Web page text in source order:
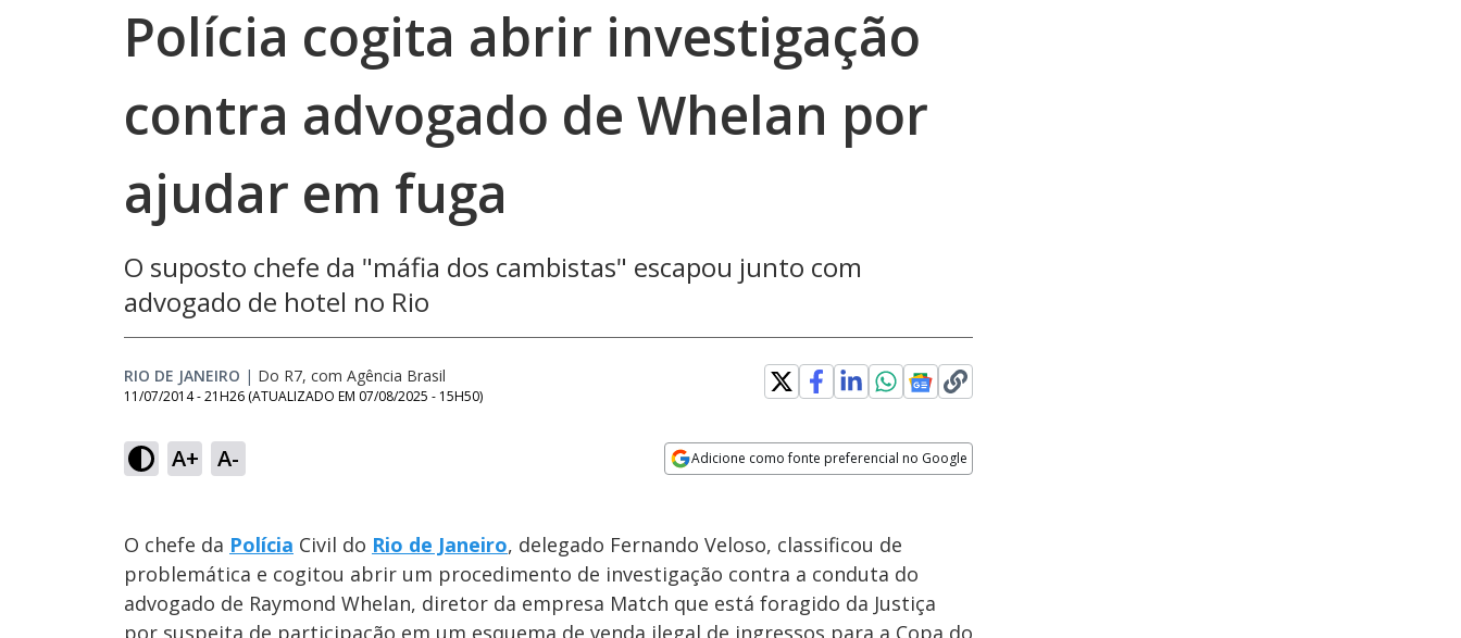
Polícia cogita abrir investigação
contra advogado de Whelan por
ajudar em fuga
O suposto chefe da "máfia dos cambistas" escapou junto com
advogado de hotel no Rio
RIO DE JANEIRO | Do R7, com Agência Brasil
11/07/2014 - 21H26 (ATUALIZADO EM 07/08/2025 - 15H50)
A+ A- Adicione como fonte preferencial no Google
O chefe da Polícia Civil do Rio de Janeiro, delegado Fernando Veloso, classificou de
problemática e cogitou abrir um procedimento de investigação contra a conduta do
advogado de Raymond Whelan, diretor da empresa Match que está foragido da Justiça
por suspeita de participação em um esquema de venda ilegal de ingressos para a Copa do